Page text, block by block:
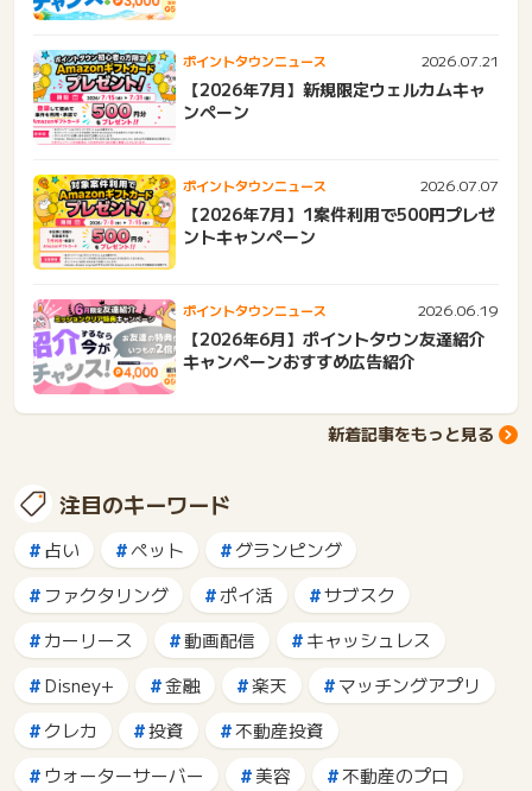
ポイントタウンニュース 2026.07.21
【2026年7月】新規限定ウェルカムキャ
ンペーン
ポイントタウンニュース 2026.07.07
【2026年7月】1案件利用で500円プレゼ
ントキャンペーン
ポイントタウンニュース 2026.06.19
【2026年6月】ポイントタウン友達紹介
キャンペーンおすすめ広告紹介
新着記事をもっと見る
注目のキーワード
占い ペット
グランピング
ファクタリング
ポイ活
サブスク
カーリース
動画配信
キャッシュレス
Disney+
金融 楽天
マッチングアプリ
クレカ
投資
不動産投資
ウォーターサーバー
美容
不動産のプロ